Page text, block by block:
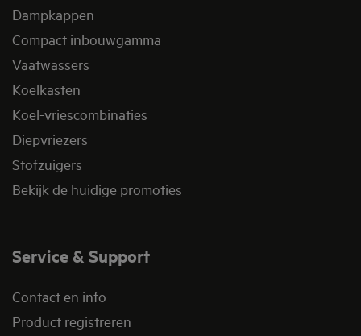
Dampkappen
Compact inbouwgamma
Vaatwassers
Koelkasten
Koel-vriescombinaties
Diepvriezers
Stofzuigers
Bekijk de huidige promoties
Service & Support
Contact en info
Product registreren